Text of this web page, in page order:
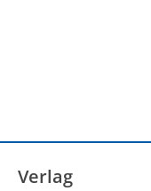
Verlag